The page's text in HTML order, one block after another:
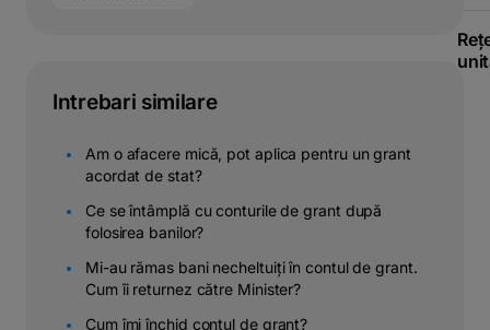
Intrebari similare
Am o afacere mică, pot aplica pentru un grant
acordat de stat?
Ce se întâmplă cu conturile de grant după
folosirea banilor?
Mi-au rămas bani necheltuiți în contul de grant.
Cum îi returnez către Minister?
Cum îmi închid contul de grant?